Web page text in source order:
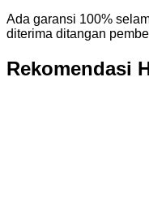
Ada garansi 100%
diterima ditangan
Rekomendasi